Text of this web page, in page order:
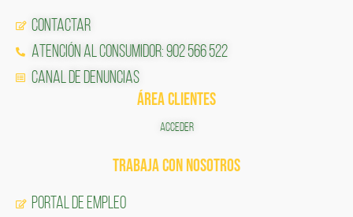
Contactar
Atención al Consumidor: 902 566 522
Canal de Denuncias
ÁREA CLIENTES
ACCEDER
TRABAJA CON NOSOTROS
Portal de Empleo